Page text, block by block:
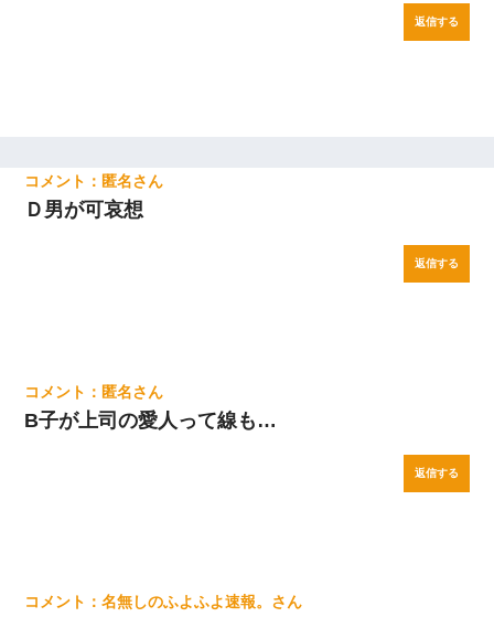
返信する
匿名
Ｄ男が可哀想
返信する
匿名
B子が上司の愛人って線も…
返信する
名無しのふよふよ速報。